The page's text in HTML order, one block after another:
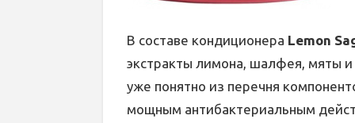
В составе кондиционера Lemon
экстракты лимона, шалфея, мяты и
уже понятно из перечня
мощным антибактериальным